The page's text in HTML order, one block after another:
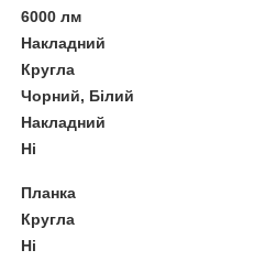
6000 лм
Накладний
Кругла
Чорний, Білий
Накладний
Ні
Планка
Кругла
Ні